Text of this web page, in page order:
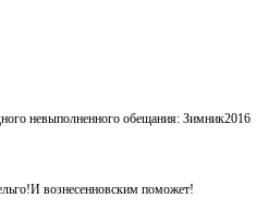
невыполненного обещания: Зимник2016
вознесенновским поможет!